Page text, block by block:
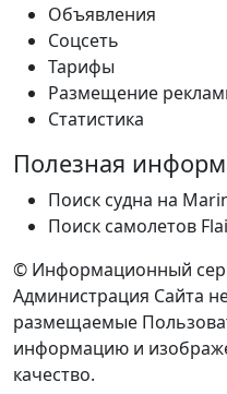
Объявления
Соцсеть
Тарифы
Размещение
Статистика
Полезная
Поиск судна на
Поиск самолетов
© Информационный
Администрация Сайта
размещаемые
информацию и
качество.